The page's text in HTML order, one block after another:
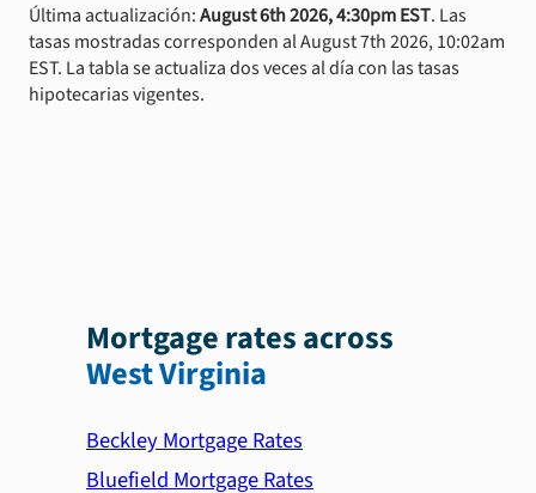
Última actualización:August 6th 2026, 4:30pm EST. Las
tasas mostradas corresponden al August 7th 2026, 10:02am
EST. La tabla se actualiza dos veces al día con las tasas
hipotecarias vigentes.
Mortgage rates across
West Virginia
Beckley Mortgage Rates
Bluefield Mortgage Rates